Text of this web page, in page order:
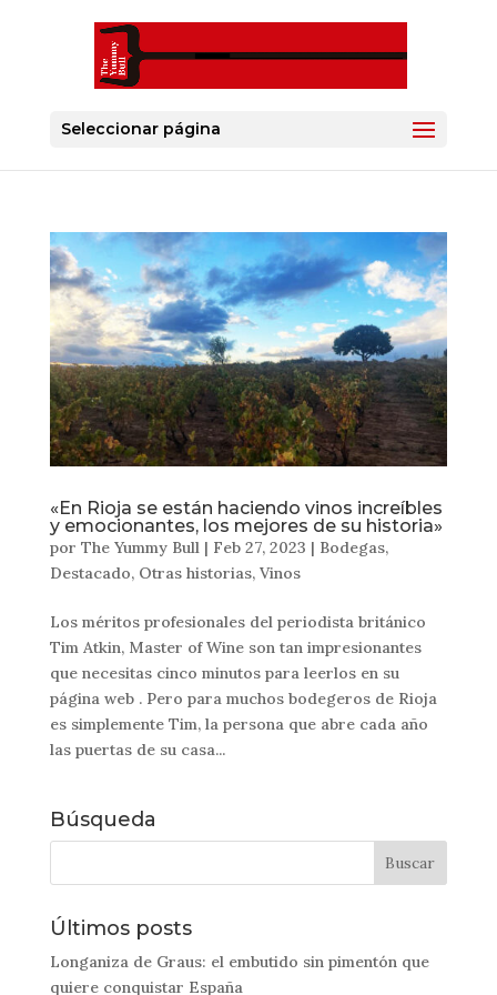
Seleccionar página
«En Rioja se están haciendo vinos increíbles
y emocionantes, los mejores de su historia»
por The Yummy Bull | Feb 27, 2023 | Bodegas,
Destacado, Otras historias, Vinos
Los méritos profesionales del periodista británico
Tim Atkin, Master of Wine son tan impresionantes
que necesitas cinco minutos para leerlos en su
página web . Pero para muchos bodegeros de Rioja
es simplemente Tim, la persona que abre cada año
las puertas de su casa...
Búsqueda
Últimos posts
Longaniza de Graus: el embutido sin pimentón que
quiere conquistar España